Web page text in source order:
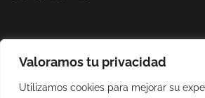
Valoramos tu privacidad
Utilizamos cookies para mejorar su